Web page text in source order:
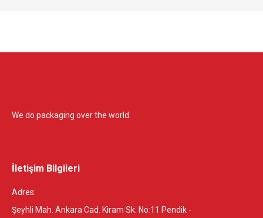
We do packaging over the world.
İletişim Bilgileri
Adres:
Şeyhli Mah. Ankara Cad. Kiram Sk. No:11 Pendik -